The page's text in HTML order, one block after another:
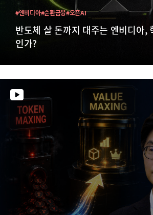
반도체 살 돈까지 대주는 엔비디아,
인가?
#엔비디아#순환금융#오픈AI